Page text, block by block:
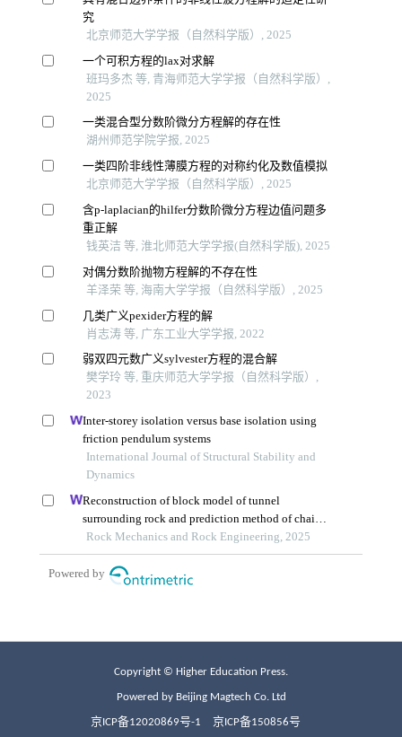
Copyright © Higher Education Press.
Powered by Beijing Magtech Co. Ltd
京ICP备12020869号-1 京ICP备150856号